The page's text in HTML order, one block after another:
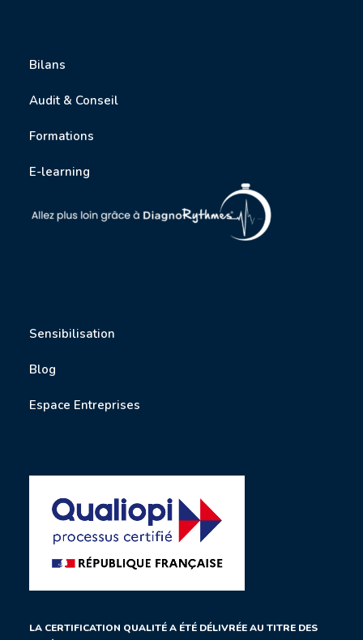
Bilans
Audit & Conseil
Formations
E-learning
Sensibilisation
Blog
Espace Entreprises
LA CERTIFICATION QUALITÉ A ÉTÉ DÉLIVRÉE AU TITRE DES